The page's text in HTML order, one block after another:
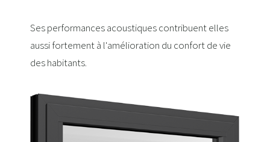
Ses performances acoustiques contribuent elles
aussi fortement à l'amélioration du confort de vie
des habitants.